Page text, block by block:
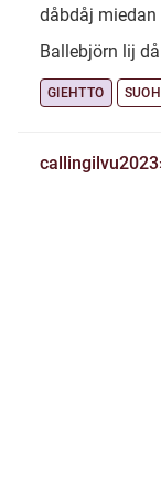
dåbdåj
Ballebjörn lij
GIEHTTO
callingilvu2023